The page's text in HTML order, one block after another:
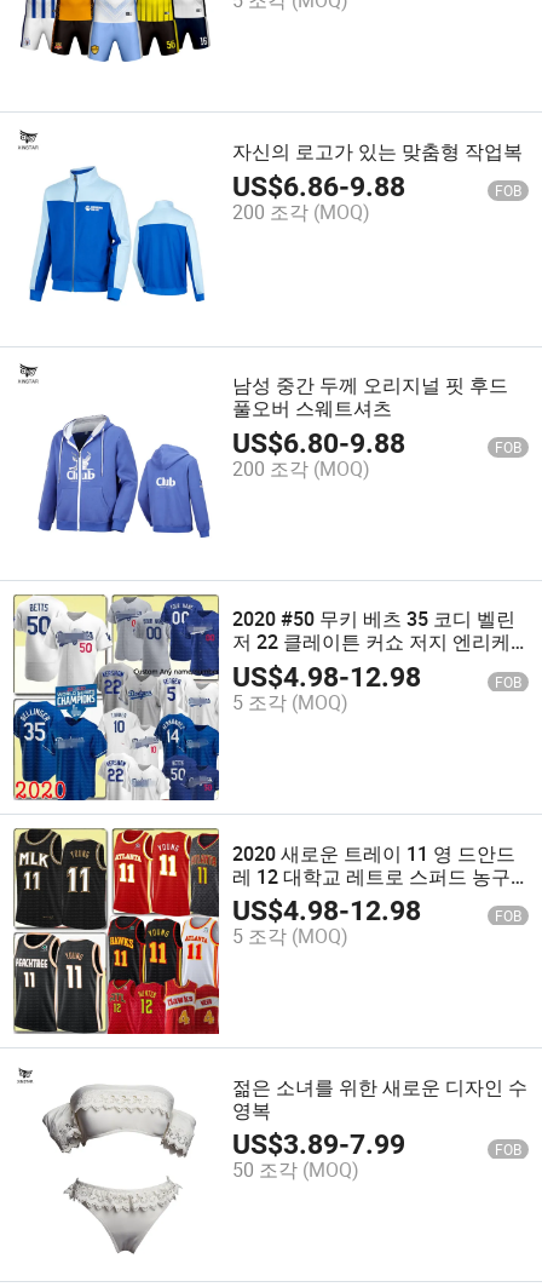
자신의 로고가 있는 맞춤형 작업복
US$6.86-9.88 FOB
200 조각 (MOQ)
남성 중간 두께 오리지널 핏 후드
풀오버 스웨트셔츠
US$6.80-9.88 FOB
200 조각 (MOQ)
2020 #50 무키 베츠 35 코디 벨린
저 22 클레이튼 커쇼 저지 엔리케
에르난데스 저스틴 터너 코리 시거
야구 저지
US$4.98-12.98 FOB
5 조각 (MOQ)
2020 새로운 트레이 11 영 드안드
레 12 대학교 레트로 스퍼드 농구
저지 자수 로고
US$4.98-12.98 FOB
5 조각 (MOQ)
젊은 소녀를 위한 새로운 디자인 수
영복
US$3.89-7.99 FOB
50 조각 (MOQ)